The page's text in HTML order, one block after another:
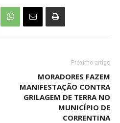
Próximo artigo
MORADORES FAZEM
MANIFESTAÇÃO CONTRA
GRILAGEM DE TERRA NO
MUNICÍPIO DE
CORRENTINA